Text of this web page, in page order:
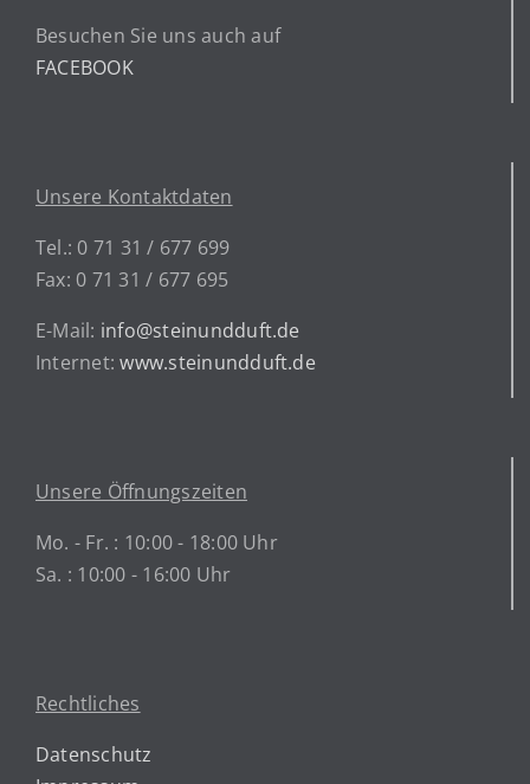
Besuchen Sie uns auch auf
FACEBOOK
Unsere Kontaktdaten
Tel.: 0 71 31 / 677 699
Fax: 0 71 31 / 677 695
E-Mail: info@steinundduft.de
Internet:www.steinundduft.de
Unsere Öffnungszeiten
Mo. - Fr. : 10:00 - 18:00 Uhr
Sa. : 10:00 - 16:00 Uhr
Rechtliches
Datenschutz